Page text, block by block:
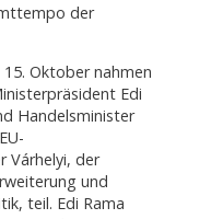
der
Oktober nahmen
Edi
Handelsminister
Várhelyi, der
und
teil. Edi Rama